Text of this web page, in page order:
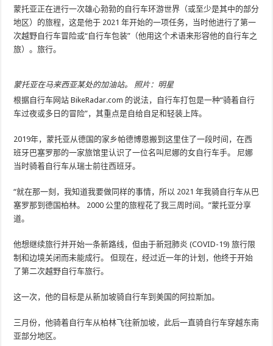
蒙托亚正在进行一次雄心勃勃的自行车环游世界（或至少是其中的部分
地区）的旅程，这是他于 2021 年开始的一项任务，当时他进行了第一
次越野自行车冒险或“自行车包装”（他用这个术语来形容他的自行车之
旅）。旅行。
蒙托亚在马来西亚某处的加油站。 照片：明星
根据自行车网站 BikeRadar.com 的说法，自行车打包是一种“骑着自行
车过夜或多日的冒险”，其重点是自给自足和轻装上阵。
2019年，蒙托亚从德国的家乡帕德博恩搬到这里住了一段时间，在西
班牙巴塞罗那的一家旅馆里认识了一位名叫尼娜的女自行车手。 尼娜
当时骑着自行车从瑞士前往西班牙。
“就在那一刻，我知道我要做同样的事情，所以 2021 年我骑自行车从巴
塞罗那到德国柏林。 2000 公里的旅程花了我三周时间。”蒙托亚分享
道。
他想继续旅行并开始一条新路线，但由于新冠肺炎 (COVID-19) 旅行限
制和边境关闭而未能成行。 但现在，经过近一年的计划，他终于开始
了第二次越野自行车旅行。
这一次，他的目标是从新加坡骑自行车到美国的阿拉斯加。
三月份，他骑着自行车从柏林飞往新加坡，此后一直骑自行车穿越东南
亚部分地区。